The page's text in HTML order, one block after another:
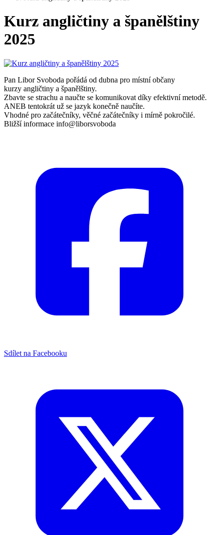
Kurz angličtiny a španělštiny
2025
Pan Libor Svoboda pořádá od dubna pro místní občany
kurzy angličtiny a španělštiny.
Zbavte se strachu a naučte se komunikovat díky efektivní metodě.
ANEB tentokrát už se jazyk konečně naučíte.
Vhodné pro začátečníky, věčné začátečníky i mírně pokročilé.
Bližší informace info@liborsvoboda
Sdílet na Facebooku